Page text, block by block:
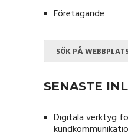
Företagande
SENASTE
Digitala verktyg